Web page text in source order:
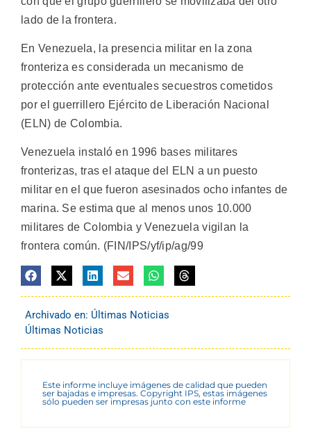
lado de la frontera.
En Venezuela, la presencia militar en la zona
fronteriza es considerada un mecanismo de
protección ante eventuales secuestros cometidos
por el guerrillero Ejército de Liberación Nacional
(ELN) de Colombia.
Venezuela instaló en 1996 bases militares
fronterizas, tras el ataque del ELN a un puesto
militar en el que fueron asesinados ocho infantes de
marina. Se estima que al menos unos 10.000
militares de Colombia y Venezuela vigilan la
frontera común. (FIN/IPS/yf/ip/ag/99
Archivado en: Últimas Noticias
Últimas Noticias
Este informe incluye imágenes de calidad que pueden
ser bajadas e impresas. Copyright IPS, estas imágenes
sólo pueden ser impresas junto con este informe